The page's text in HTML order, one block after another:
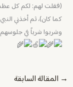
(فقلت لهم: لكم كل
كما كان)، ثم أخذني
وشربوا شرباً في
→ المقالة السابقة